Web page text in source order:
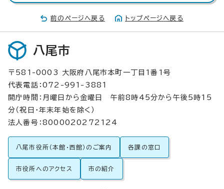
前のページへ戻る トップページへ戻る
八尾市
〒581-0003 大阪府八尾市本町一丁目1番1号
代表電話：072-991-3881
開庁時間：月曜日から金曜日 午前8時45分から午後5時15
分（祝日・年末年始を除く）
法人番号：8000020272124
八尾市役所（本館・西館）のご案内 各課の窓口
市役所へのアクセス 市の紹介